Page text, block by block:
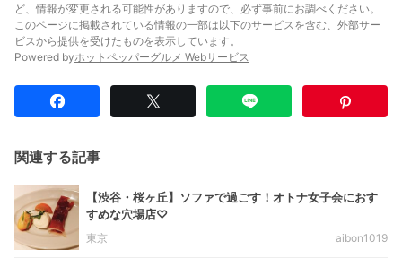
ど、情報が変更される可能性がありますので、必ず事前にお調べください。
このページに掲載されている情報の一部は以下のサービスを含む、外部サー
ビスから提供を受けたものを表示しています。
Powered byホットペッパーグルメ Webサービス
関連する記事
【渋谷・桜ヶ丘】ソファで過ごす！オトナ女子会におす
すめな穴場店♡
東京 aibon1019